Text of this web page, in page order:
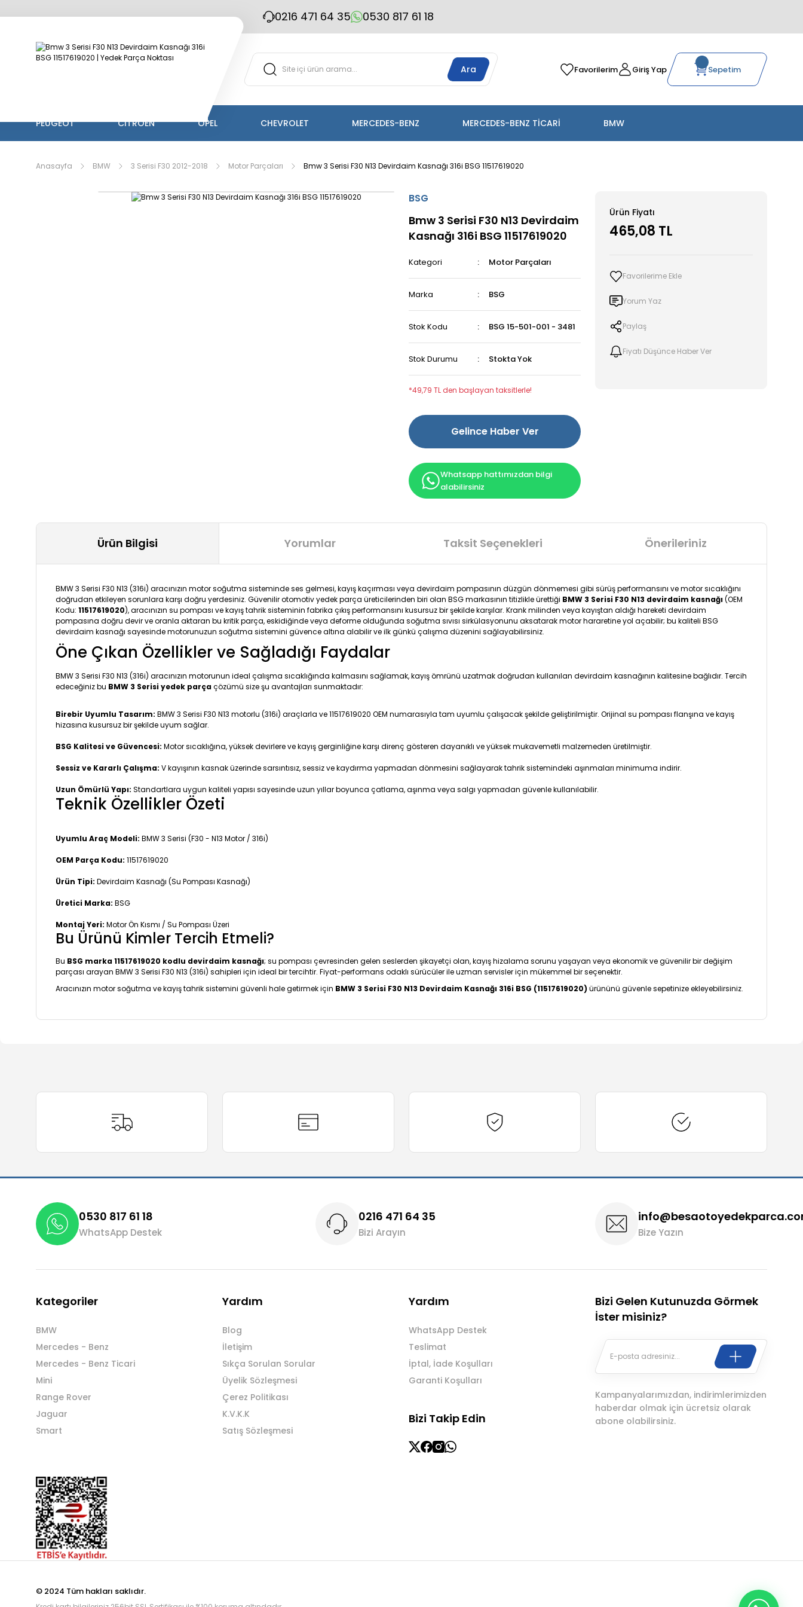
0216 471 64 35 0530 817 61 18
Ara Favorilerim Giriş Yap Sepetim
PEUGEOT CİTROEN OPEL CHEVROLET MERCEDES-BENZ MERCEDES-BENZ TİCARİ BMW
Anasayfa BMW 3 Serisi F30 2012-2018 Motor Parçaları Bmw 3 Serisi F30 N13 Devirdaim Kasnağı 316i BSG 11517619020
BSG
Bmw 3 Serisi F30 N13 Devirdaim
Kasnağı 316i BSG 11517619020
Kategori Motor Parçaları
Marka BSG
Stok Kodu BSG 15-501-001 - 3481
Stok Durumu Stokta Yok
*49,79 TL den başlayan taksitlerle!
Gelince Haber Ver
Whatsapp hattımızdan bilgi
alabilirsiniz
Ürün Fiyatı
465,08 TL
Yorum Yaz
Paylaş
Fiyatı Düşünce Haber Ver
Ürün Bilgisi Yorumlar Taksit Seçenekleri Önerileriniz
BMW 3 Serisi F30 N13 (316i) aracınızın motor soğutma sisteminde ses gelmesi, kayış kaçırması veya devirdaim pompasının düzgün dönmemesi gibi sürüş performansını ve motor sıcaklığını
doğrudan etkileyen sorunlara karşı doğru yerdesiniz. Güvenilir otomotiv yedek parça üreticilerinden biri olan BSG markasının titizlikle ürettiği BMW 3 Serisi F30 N13 devirdaim kasnağı(OEM
Kodu: 11517619020), aracınızın su pompası ve kayış tahrik sisteminin fabrika çıkış performansını kusursuz bir şekilde karşılar. Krank milinden veya kayıştan aldığı hareketi devirdaim
pompasına doğru devir ve oranla aktaran bu kritik parça, eskidiğinde veya deforme olduğunda soğutma sıvısı sirkülasyonunu aksatarak motor hararetine yol açabilir; bu kaliteli BSG
devirdaim kasnağı sayesinde motorunuzun soğutma sistemini güvence altına alabilir ve ilk günkü çalışma düzenini sağlayabilirsiniz.
Öne Çıkan Özellikler ve Sağladığı Faydalar
BMW 3 Serisi F30 N13 (316i) aracınızın motorunun ideal çalışma sıcaklığında kalmasını sağlamak, kayış ömrünü uzatmak doğrudan kullanılan devirdaim kasnağının kalitesine bağlıdır. Tercih
edeceğiniz bu BMW 3 Serisi yedek parçaçözümü size şu avantajları sunmaktadır:
Birebir Uyumlu Tasarım: BMW 3 Serisi F30 N13 motorlu (316i) araçlarla ve 11517619020 OEM numarasıyla tam uyumlu çalışacak şekilde geliştirilmiştir. Orijinal su pompası flanşına ve kayış
hizasına kusursuz bir şekilde uyum sağlar.
BSG Kalitesi ve Güvencesi: Motor sıcaklığına, yüksek devirlere ve kayış gerginliğine karşı direnç gösteren dayanıklı ve yüksek mukavemetli malzemeden üretilmiştir.
Sessiz ve Kararlı Çalışma: V kayışının kasnak üzerinde sarsıntısız, sessiz ve kaydırma yapmadan dönmesini sağlayarak tahrik sistemindeki aşınmaları minimuma indirir.
Uzun Ömürlü Yapı: Standartlara uygun kaliteli yapısı sayesinde uzun yıllar boyunca çatlama, aşınma veya salgı yapmadan güvenle kullanılabilir.
Teknik Özellikler Özeti
Uyumlu Araç Modeli: BMW 3 Serisi (F30 - N13 Motor / 316i)
OEM Parça Kodu: 11517619020
Ürün Tipi: Devirdaim Kasnağı (Su Pompası Kasnağı)
Üretici Marka: BSG
Montaj Yeri: Motor Ön Kısmı / Su Pompası Üzeri
Bu Ürünü Kimler Tercih Etmeli?
Bu BSG marka 11517619020 kodlu devirdaim kasnağı; su pompası çevresinden gelen seslerden şikayetçi olan, kayış hizalama sorunu yaşayan veya ekonomik ve güvenilir bir değişim
parçası arayan BMW 3 Serisi F30 N13 (316i) sahipleri için ideal bir tercihtir. Fiyat-performans odaklı sürücüler ile uzman servisler için mükemmel bir seçenektir.
Aracınızın motor soğutma ve kayış tahrik sistemini güvenli hale getirmek için BMW 3 Serisi F30 N13 Devirdaim Kasnağı 316i BSG (11517619020) ürününü güvenle sepetinize ekleyebilirsiniz.
Ürün bilgilerinde hatalar bulunuyor.
Bu ürüne benzer farklı alternatifler olmalı.
Gönder
0530 817 61 18
WhatsApp Destek
0216 471 64 35
Bizi Arayın Bize Yazın
Kategoriler
BMW
Mercedes - Benz
Mercedes - Benz Ticari
Mini
Range Rover
Jaguar
Smart
Yardım
Blog
İletişim
Sıkça Sorulan Sorular
Üyelik Sözleşmesi
Çerez Politikası
K.V.K.K
Satış Sözleşmesi
Yardım
WhatsApp Destek
Teslimat
İptal, İade Koşulları
Garanti Koşulları
Bizi Takip Edin
Bizi Gelen Kutunuzda Görmek
İster misiniz?
Kampanyalarımızdan, indirimlerimizden
haberdar olmak için ücretsiz olarak
abone olabilirsiniz.
© 2024 Tüm hakları saklıdır.